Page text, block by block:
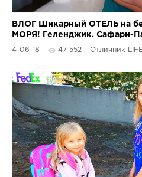
ВЛОГ Шикарный ОТЕЛЬ на
МОРЯ! Геленджик. Сафари-
4-06-18 47 552 Отличник